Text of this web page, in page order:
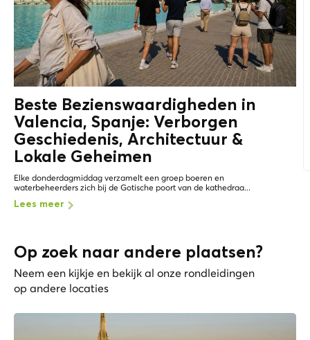
Beste Bezienswaardigheden in
Valencia, Spanje: Verborgen
Geschiedenis, Architectuur &
Lokale Geheimen
Elke donderdagmiddag verzamelt een groep boeren en
waterbeheerders zich bij de Gotische poort van de kathedraa...
Lees meer
Op zoek naar andere plaatsen?
Neem een kijkje en bekijk al onze rondleidingen
op andere locaties